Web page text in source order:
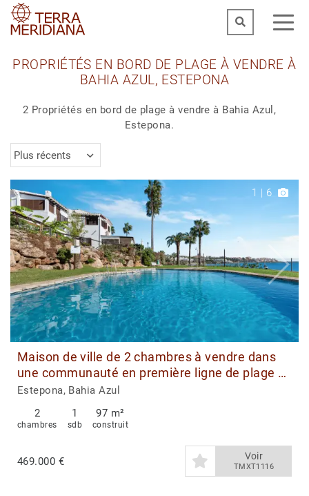
PROPRIÉTÉS EN BORD DE PLAGE À VENDRE À
BAHIA AZUL, ESTEPONA
2 Propriétés en bord de plage à vendre à Bahia Azul,
Estepona.
Plus récents
1 | 6
Maison de ville de 2 chambres à vendre dans
une communauté en première ligne de plage à
Estepona Ouest
Estepona, Bahia Azul
2
chambres
1
sdb
97 m²
construit
469.000 € Voir
TMXT1116